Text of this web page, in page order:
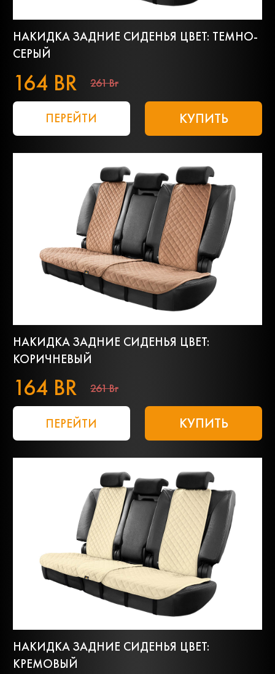
НАКИДКА ЗАДНИЕ СИДЕНЬЯ ЦВЕТ: ТЕМНО-
СЕРЫЙ
164 BR 261 Br
ПЕРЕЙТИ КУПИТЬ
НАКИДКА ЗАДНИЕ СИДЕНЬЯ ЦВЕТ:
КОРИЧНЕВЫЙ
164 BR 261 Br
ПЕРЕЙТИ КУПИТЬ
НАКИДКА ЗАДНИЕ СИДЕНЬЯ ЦВЕТ:
КРЕМОВЫЙ